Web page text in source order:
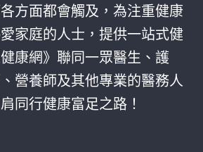
方面都會觸及，為注重健康
家庭的人士，提供一站式健
康網》聯同一眾醫生、護
營養師及其他專業的醫務人
同行健康富足之路！